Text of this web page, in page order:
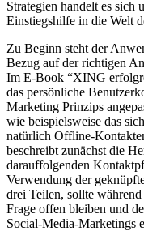
Strategien handelt es sich
Einstiegshilfe in die Welt
Zu Beginn steht der
Bezug auf der richtigen
Im E-Book “XING
das persönliche
Marketing Prinzips
wie beispielsweise das
natürlich Offline-
beschreibt zunächst die
darauffolgenden
Verwendung der
drei Teilen, sollte
Frage offen bleiben und
Social-Media-Marketings